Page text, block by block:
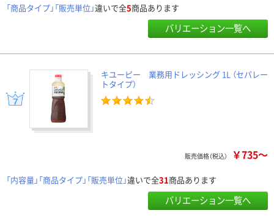
「商品タイプ」「販売単位」違いで全5商品あります
バリエーション一覧へ
キユーピー 業務用ドレッシング 1L （セパレー
トタイプ）
販売価格（税込） ￥735～
「内容量」「商品タイプ」「販売単位」違いで全31商品あります
バリエーション一覧へ